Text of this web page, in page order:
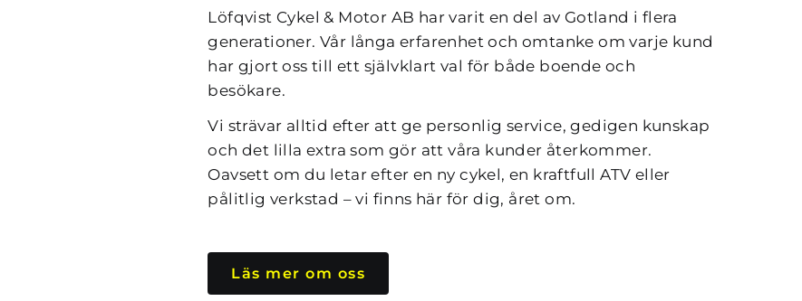
Löfqvist Cykel & Motor AB har varit en del av Gotland i flera
generationer. Vår långa erfarenhet och omtanke om varje kund
har gjort oss till ett självklart val för både boende och
besökare.
Vi strävar alltid efter att ge personlig service, gedigen kunskap
och det lilla extra som gör att våra kunder återkommer.
Oavsett om du letar efter en ny cykel, en kraftfull ATV eller
pålitlig verkstad – vi finns här för dig, året om.
Läs mer om oss